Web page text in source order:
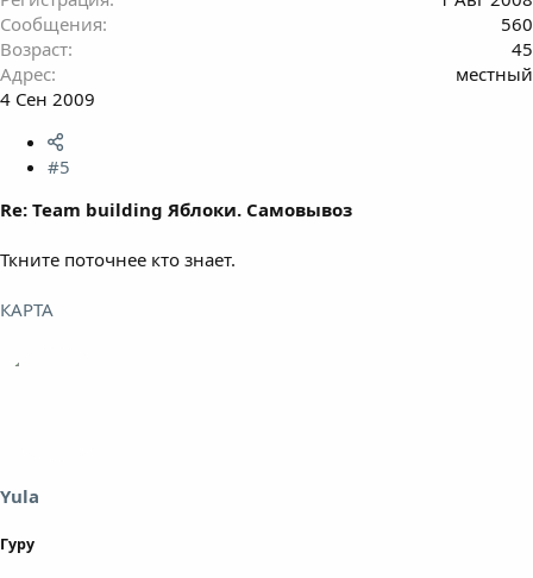
Сообщения
560
Возраст
45
Адрес
местный
4 Сен 2009
#5
Re: Team building Яблоки. Самовывоз
Ткните поточнее кто знает.
КАРТА
Yula
Гуру